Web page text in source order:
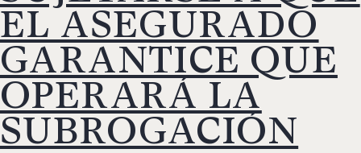
EL ASEGURADO
GARANTICE QUE
OPERARÁ LA
SUBROGACIÓN